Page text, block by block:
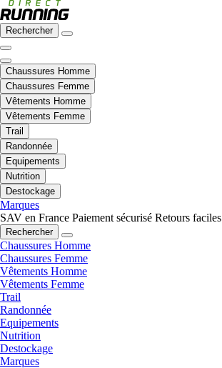
Rechercher
Chaussures Homme
Chaussures Femme
Vêtements Homme
Vêtements Femme
Trail
Randonnée
Equipements
Nutrition
Destockage
Marques
SAV en France Paiement sécurisé Retours faciles
Rechercher
Chaussures Homme
Chaussures Femme
Vêtements Homme
Vêtements Femme
Trail
Randonnée
Equipements
Nutrition
Destockage
Marques